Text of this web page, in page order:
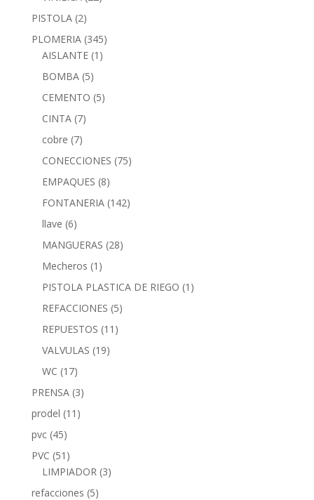
PISTOLA (2)
PLOMERIA (345)
AISLANTE (1)
BOMBA (5)
CEMENTO (5)
CINTA (7)
cobre (7)
CONECCIONES (75)
EMPAQUES (8)
FONTANERIA (142)
llave (6)
MANGUERAS (28)
Mecheros (1)
PISTOLA PLASTICA DE RIEGO (1)
REFACCIONES (5)
REPUESTOS (11)
VALVULAS (19)
WC (17)
PRENSA (3)
prodel (11)
pvc (45)
PVC (51)
LIMPIADOR (3)
refacciones (5)